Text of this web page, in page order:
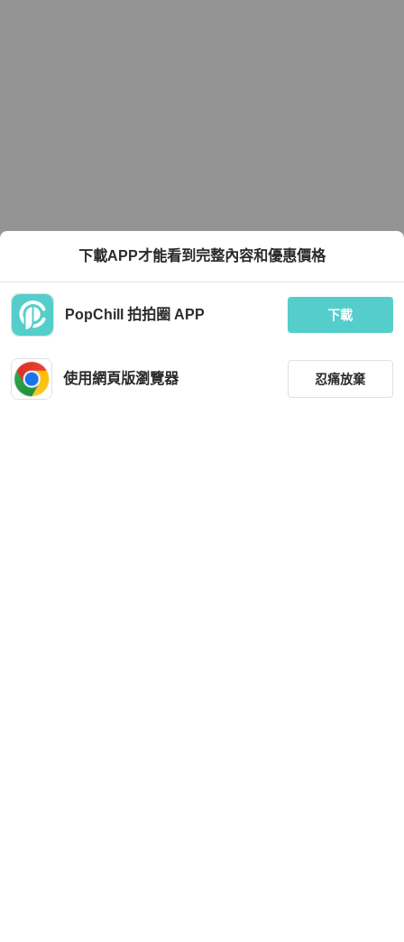
下載APP才能看到完整內容和優惠價格
PopChill 拍拍圈 APP 下載
使用網頁版瀏覽器 忍痛放棄